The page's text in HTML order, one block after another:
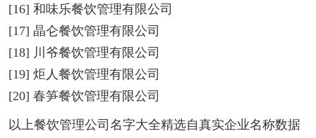
[16] 和味乐餐饮管理有限公司
[17] 晶仑餐饮管理有限公司
[18] 川爷餐饮管理有限公司
[19] 炬人餐饮管理有限公司
[20] 春笋餐饮管理有限公司
以上餐饮管理公司名字大全精选自真实企业名称数据